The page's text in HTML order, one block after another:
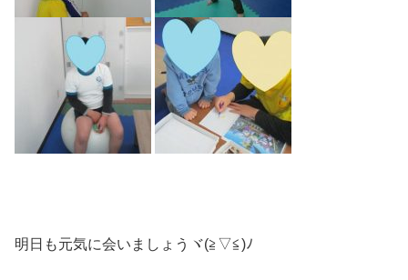
明日も元気に会いましょうヾ(≧▽≦)ﾉ